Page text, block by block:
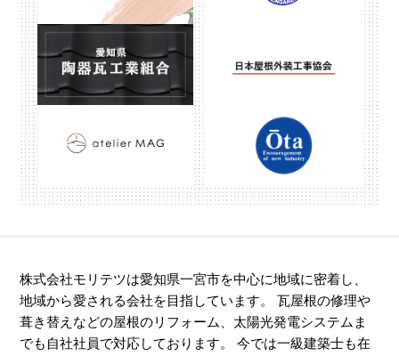
株式会社モリテツは愛知県一宮市を中心に地域に密着し、
地域から愛される会社を目指しています。 瓦屋根の修理や
葺き替えなどの屋根のリフォーム、太陽光発電システムま
でも自社社員で対応しております。 今では一級建築士も在